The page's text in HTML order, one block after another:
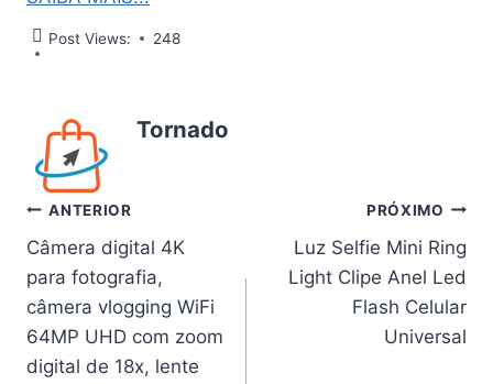
Post Views: 248
Tornado
Navegação
de
Post
ANTERIOR
Câmera digital 4K
para fotografia,
câmera vlogging WiFi
64MP UHD com zoom
digital de 18x, lente
PRÓXIMO
Luz Selfie Mini Ring
Light Clipe Anel Led
Flash Celular
Universal